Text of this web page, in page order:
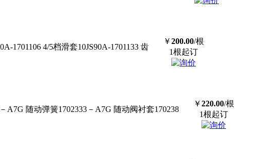
1701106 4/5档滑套10JS90A-1701133 齿
￥200.00/根
1根起订
A7G 随动弹簧1702333－A7G 随动阀衬套170238
￥220.00/根
1根起订